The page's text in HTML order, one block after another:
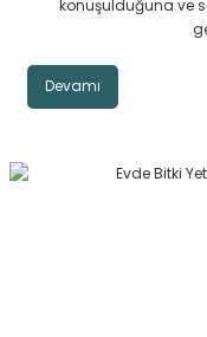
konuşulduğuna ve
Devamı